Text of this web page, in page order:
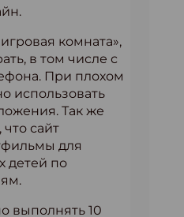
комната»,
в том числе с
При плохом
использовать
Так же
сайт
для
детей по
выполнять 10